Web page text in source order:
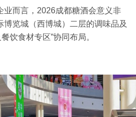
业而言，2026成都糖酒会意义非
览城（西博城）二层的调味品及
饮食材专区”协同布局。